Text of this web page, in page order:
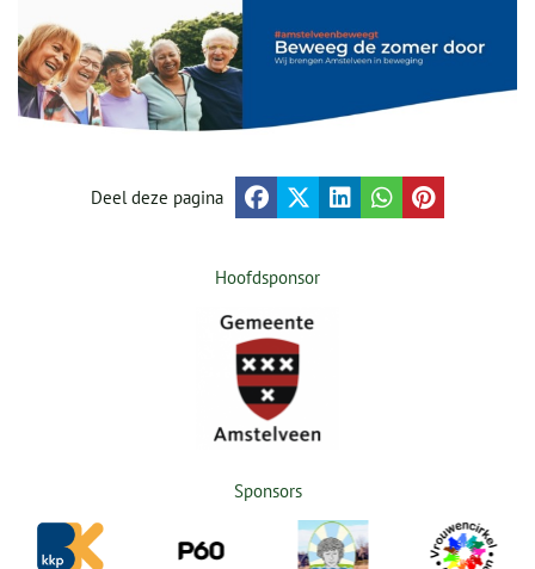
Deel deze pagina
Hoofdsponsor
Sponsors